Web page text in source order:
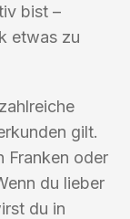
bist –
etwas zu
gilt.
Franken oder
du lieber
du in